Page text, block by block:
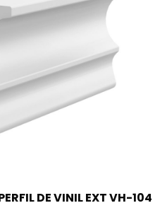
DE VINIL EXT VH-104